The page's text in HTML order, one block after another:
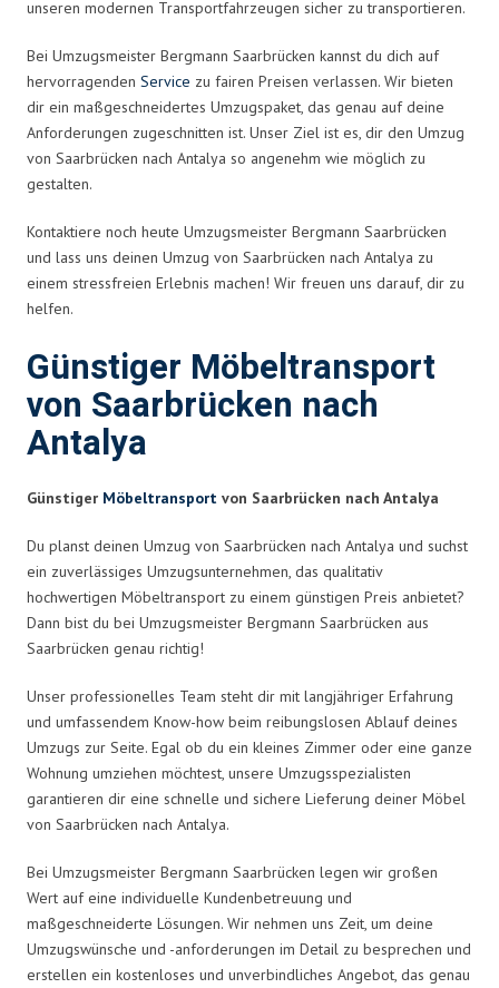
unseren modernen Transportfahrzeugen sicher zu transportieren.
Bei Umzugsmeister Bergmann Saarbrücken kannst du dich auf
hervorragenden Service zu fairen Preisen verlassen. Wir bieten
dir ein maßgeschneidertes Umzugspaket, das genau auf deine
Anforderungen zugeschnitten ist. Unser Ziel ist es, dir den Umzug
von Saarbrücken nach Antalya so angenehm wie möglich zu
gestalten.
Kontaktiere noch heute Umzugsmeister Bergmann Saarbrücken
und lass uns deinen Umzug von Saarbrücken nach Antalya zu
einem stressfreien Erlebnis machen! Wir freuen uns darauf, dir zu
helfen.
Günstiger Möbeltransport
von Saarbrücken nach
Antalya
Günstiger Möbeltransport von Saarbrücken nach Antalya
Du planst deinen Umzug von Saarbrücken nach Antalya und suchst
ein zuverlässiges Umzugsunternehmen, das qualitativ
hochwertigen Möbeltransport zu einem günstigen Preis anbietet?
Dann bist du bei Umzugsmeister Bergmann Saarbrücken aus
Saarbrücken genau richtig!
Unser professionelles Team steht dir mit langjähriger Erfahrung
und umfassendem Know-how beim reibungslosen Ablauf deines
Umzugs zur Seite. Egal ob du ein kleines Zimmer oder eine ganze
Wohnung umziehen möchtest, unsere Umzugsspezialisten
garantieren dir eine schnelle und sichere Lieferung deiner Möbel
von Saarbrücken nach Antalya.
Bei Umzugsmeister Bergmann Saarbrücken legen wir großen
Wert auf eine individuelle Kundenbetreuung und
maßgeschneiderte Lösungen. Wir nehmen uns Zeit, um deine
Umzugswünsche und -anforderungen im Detail zu besprechen und
erstellen ein kostenloses und unverbindliches Angebot, das genau